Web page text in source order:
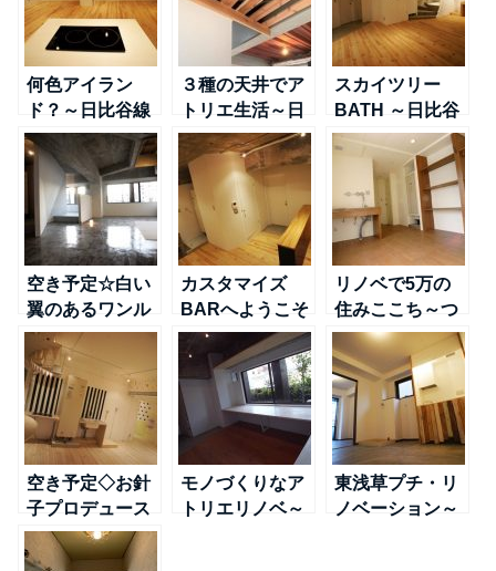
何色アイラン
ド？～日比谷線
＠南千住
３種の天井でア
トリエ生活～日
比谷線＠南千住
スカイツリー
BATH ～日比谷
線＠南千住
空き予定☆白い
翼のあるワンル
ーム～日比谷線
＠南千住
カスタマイズ
BARへようこそ
～日比谷線＠南
千住
リノベで5万の
住みここち～つ
くばＥＸ線＠浅
草
空き予定◇お針
子プロデュース
～日比谷線@南
千住
モノづくりなア
トリエリノベ～
東浅草プチ・リ
ノベーション～